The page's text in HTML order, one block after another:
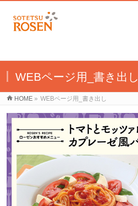
WEBページ用_書き出し
HOME » WEBページ用_書き出し